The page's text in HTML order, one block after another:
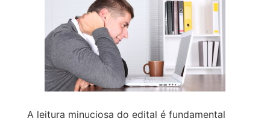
A leitura minuciosa do edital é fundamental